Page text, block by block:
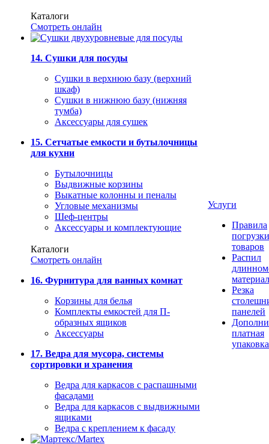
Каталоги
Смотреть онлайн
14. Сушки для посуды
Сушки в верхнюю базу (верхний
шкаф)
Сушки в нижнюю базу (нижняя
тумба)
Аксессуары для сушек
15. Сетчатые емкости и бутылочницы
для кухни
Бутылочницы
Выдвижные корзины
Выкатные колонны и пеналы
Угловые механизмы
Шеф-центры
Аксессуары и комплектующие
Каталоги
Смотреть онлайн
16. Фурнитура для ванных комнат
Корзины для белья
Комплекты емкостей для П-
образных ящиков
Аксессуары
17. Ведра для мусора, системы
сортировки и хранения
Ведра для каркасов с распашными
фасадами
Ведра для каркасов с выдвижными
ящиками
Ведра с креплением к фасаду
Услуги
Правила
погрузки
товаров
Распил
Резка
панелей
платная
упаковка